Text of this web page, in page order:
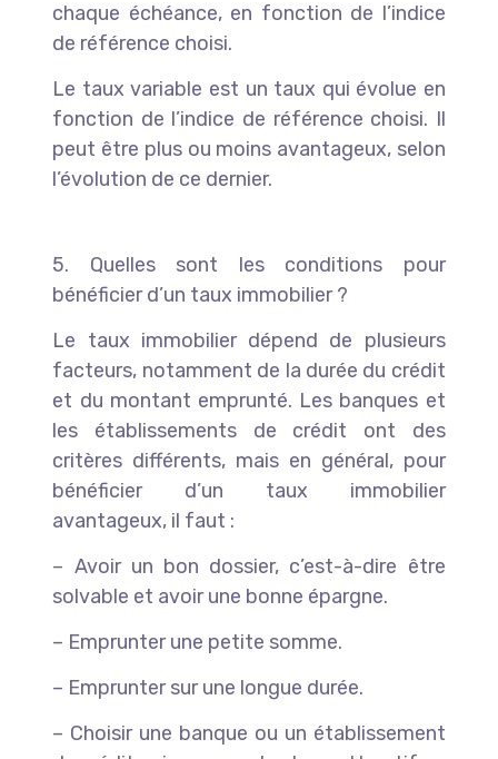
chaque échéance, en fonction de l’indice
de référence choisi.
Le taux variable est un taux qui évolue en
fonction de l’indice de référence choisi. Il
peut être plus ou moins avantageux, selon
l’évolution de ce dernier.
5. Quelles sont les conditions pour
bénéficier d’un taux immobilier ?
Le taux immobilier dépend de plusieurs
facteurs, notamment de la durée du crédit
et du montant emprunté. Les banques et
les établissements de crédit ont des
critères différents, mais en général, pour
bénéficier d’un taux immobilier
avantageux, il faut :
– Avoir un bon dossier, c’est-à-dire être
solvable et avoir une bonne épargne.
– Emprunter une petite somme.
– Emprunter sur une longue durée.
– Choisir une banque ou un établissement